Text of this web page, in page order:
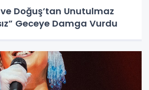
Doğuş’tan Unutulmaz
Geceye Damga Vurdu